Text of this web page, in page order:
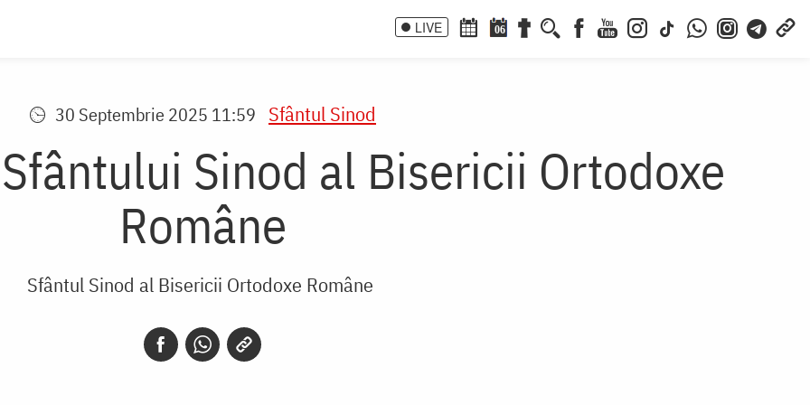
LIVE 06
30 Septembrie 2025 11:59 Sfântul Sinod
Sinod al Bisericii Ortodoxe
Române
Sfântul Sinod al Bisericii Ortodoxe Române